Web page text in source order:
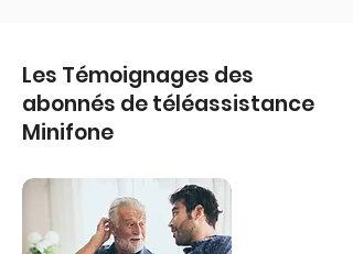
Les Témoignages des
abonnés de téléassistance
Minifone